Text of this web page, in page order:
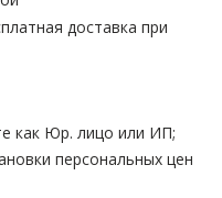
доставка при
как Юр. лицо или ИП;
персональных цен